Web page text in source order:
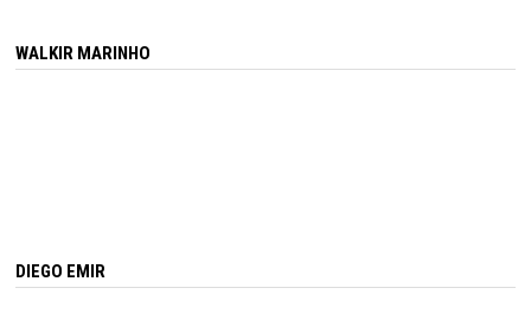
WALKIR MARINHO
DIEGO EMIR